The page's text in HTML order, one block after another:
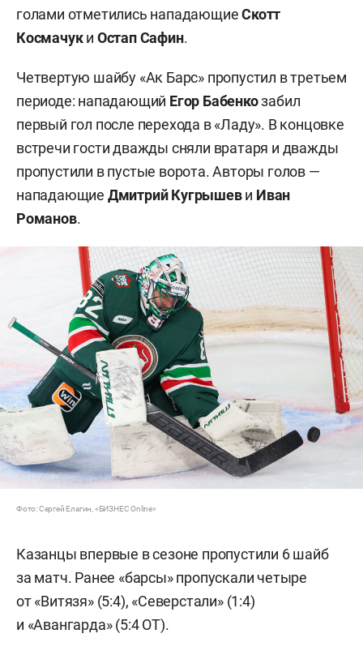
голами отметились нападающиеСкотт
Космачуки Остап Сафин.
Четвертую шайбу «Ак Барс» пропустил в третьем
периоде: нападающий Егор Бабенкозабил
первый гол после перехода в «Ладу». В концовке
встречи гости дважды сняли вратаря и дважды
пропустили в пустые ворота. Авторы голов —
нападающие Дмитрий Кугрышеви Иван
Романов.
Фото: Сергей Елагин, «БИЗНЕС Online»
Казанцы впервые в сезоне пропустили 6 шайб
за матч. Ранее «барсы» пропускали четыре
от «Витязя» (5:4), «Северстали» (1:4)
и «Авангарда» (5:4 ОТ).